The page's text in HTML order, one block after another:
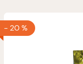
- 20 %